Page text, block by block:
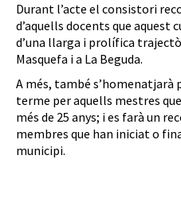
Durant l’acte el consistori
d’aquells docents que aquest
d’una llarga i prolífica
Masquefa i a La Beguda.
A més, també s’homenatjarà
terme per aquells mestres
més de 25 anys; i es farà un
membres que han iniciat o
municipi.